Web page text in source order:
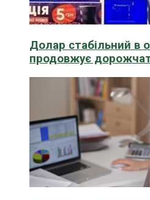
Долар стабільний в
продовжує